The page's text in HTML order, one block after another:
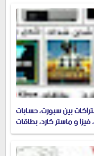
بين سبورت، حسابات
و ماستر كارد، بطاقات
جوجل بلاي